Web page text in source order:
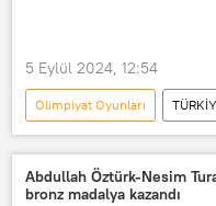
5 Eylül 2024, 12:54
Olimpiyat Oyunları
Busenaz Sürmeneli
Şiddet
Kadına şiddet
Abdullah Öztürk-Nesim
bronz madalya kazandı